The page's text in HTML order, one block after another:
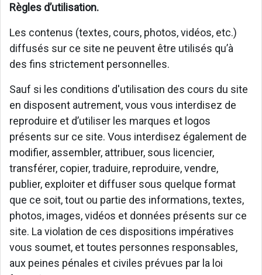
Règles d’utilisation.
Les contenus (textes, cours, photos, vidéos, etc.)
diffusés sur ce site ne peuvent être utilisés qu’à
des fins strictement personnelles.
Sauf si les conditions d'utilisation des cours du site
en disposent autrement, vous vous interdisez de
reproduire et d’utiliser les marques et logos
présents sur ce site. Vous interdisez également de
modifier, assembler, attribuer, sous licencier,
transférer, copier, traduire, reproduire, vendre,
publier, exploiter et diffuser sous quelque format
que ce soit, tout ou partie des informations, textes,
photos, images, vidéos et données présents sur ce
site. La violation de ces dispositions impératives
vous soumet, et toutes personnes responsables,
aux peines pénales et civiles prévues par la loi